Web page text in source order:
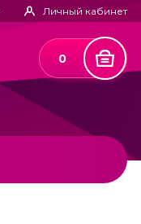
Личный кабинет
0